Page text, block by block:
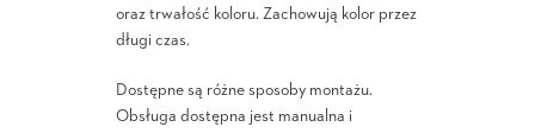
oraz trwałość koloru. Zachowują kolor przez
długi czas.
Dostępne są różne sposoby montażu.
Obsługa dostępna jest manualna i